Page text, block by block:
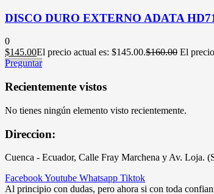
DISCO DURO EXTERNO ADATA
0
$145.00El precio actual es: $145.00.$160.00 El
Preguntar
Recientemente vistos
No tienes ningún elemento visto recientemente.
Direccion:
Cuenca - Ecuador, Calle Fray Marchena y Av. Loja.
FacebookYoutube Whatsapp Tiktok
Al principio con dudas, pero ahora si con toda